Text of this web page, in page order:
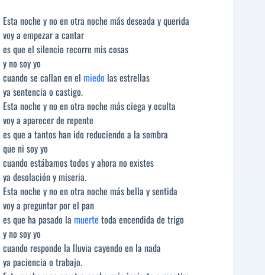
Esta noche y no en otra noche más deseada y querida
voy a empezar a cantar
es que el silencio recorre mis cosas
y no soy yo
cuando se callan en el miedo las estrellas
ya sentencia o castigo.
Esta noche y no en otra noche más ciega y oculta
voy a aparecer de repente
es que a tantos han ido reduciendo a la sombra
que ni soy yo
cuando estábamos todos y ahora no existes
ya desolación y miseria.
Esta noche y no en otra noche más bella y sentida
voy a preguntar por el pan
es que ha pasado la muerte toda encendida de trigo
y no soy yo
cuando responde la lluvia cayendo en la nada
ya paciencia o trabajo.